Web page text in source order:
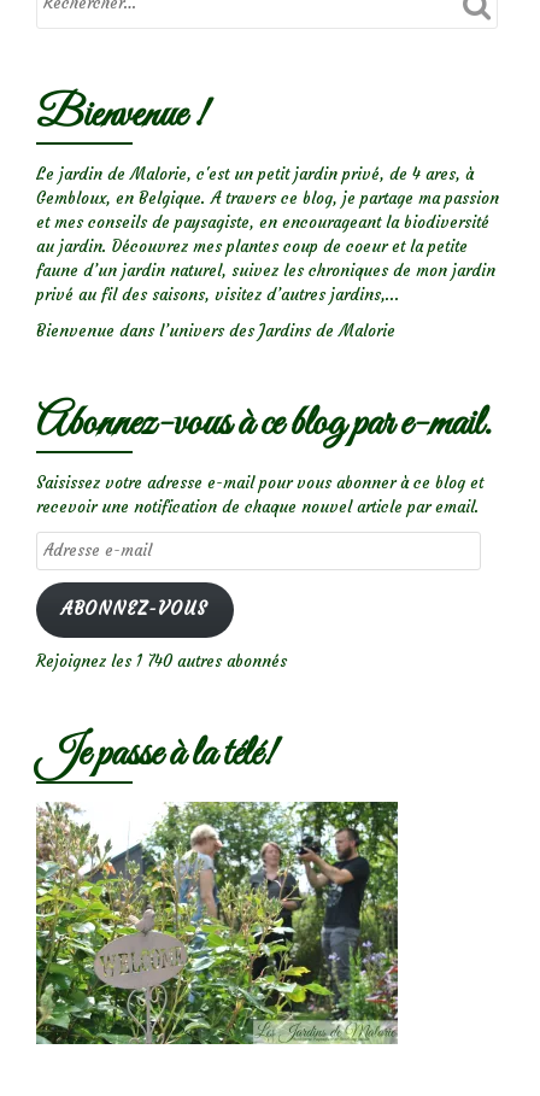
Bienvenue !
Le jardin de Malorie, c'est un petit jardin privé, de 4 ares, à
Gembloux, en Belgique. A travers ce blog, je partage ma passion
et mes conseils de paysagiste, en encourageant la biodiversité
au jardin. Découvrez mes plantes coup de coeur et la petite
faune d’un jardin naturel, suivez les chroniques de mon jardin
privé au fil des saisons, visitez d’autres jardins,...
Bienvenue dans l’univers des Jardins de Malorie
Abonnez-vous à ce blog par e-mail.
Saisissez votre adresse e-mail pour vous abonner à ce blog et
recevoir une notification de chaque nouvel article par email.
Adresse
e-
mail
ABONNEZ-VOUS
Rejoignez les 1 740 autres abonnés
Je passe à la télé!